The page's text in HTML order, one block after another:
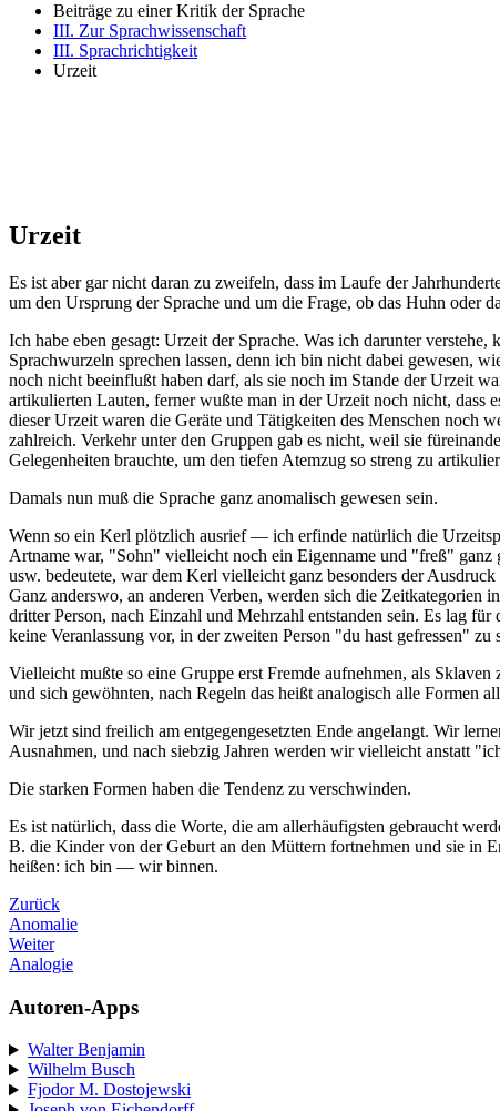
Beiträge zu einer Kritik der Sprache
III. Zur Sprachwissenschaft
III. Sprachrichtigkeit
Urzeit
Urzeit
Es ist aber gar nicht daran zu zweifeln, dass im Laufe der
um den Ursprung der Sprache und um die Frage, ob das Huhn oder
Ich habe eben gesagt: Urzeit der Sprache. Was ich darunter
Sprachwurzeln sprechen lassen, denn ich bin nicht dabei gewesen,
noch nicht beeinflußt haben darf, als sie noch im Stande der Urzeit
artikulierten Lauten, ferner wußte man in der Urzeit noch nicht, dass
dieser Urzeit waren die Geräte und Tätigkeiten des Menschen noch
zahlreich. Verkehr unter den Gruppen gab es nicht, weil sie
Gelegenheiten brauchte, um den tiefen Atemzug so streng zu
Damals nun muß die Sprache ganz anomalisch gewesen sein.
Wenn so ein Kerl plötzlich ausrief — ich erfinde natürlich die
Artname war, "Sohn" vielleicht noch ein Eigenname und "freß"
usw. bedeutete, war dem Kerl vielleicht ganz besonders der
Ganz anderswo, an anderen Verben, werden sich die Zeitkategorien
dritter Person, nach Einzahl und Mehrzahl entstanden sein. Es lag
keine Veranlassung vor, in der zweiten Person "du hast gefressen"
Vielleicht mußte so eine Gruppe erst Fremde aufnehmen, als
und sich gewöhnten, nach Regeln das heißt analogisch alle Formen
Wir jetzt sind freilich am entgegengesetzten Ende angelangt. Wir
Ausnahmen, und nach siebzig Jahren werden wir vielleicht anstatt
Die starken Formen haben die Tendenz zu verschwinden.
Es ist natürlich, dass die Worte, die am allerhäufigsten gebraucht
B. die Kinder von der Geburt an den Müttern fortnehmen und sie in
heißen: ich bin — wir binnen.
Zurück
Anomalie
Weiter
Analogie
Autoren-Apps
Walter Benjamin
Wilhelm Busch
Fjodor M. Dostojewski